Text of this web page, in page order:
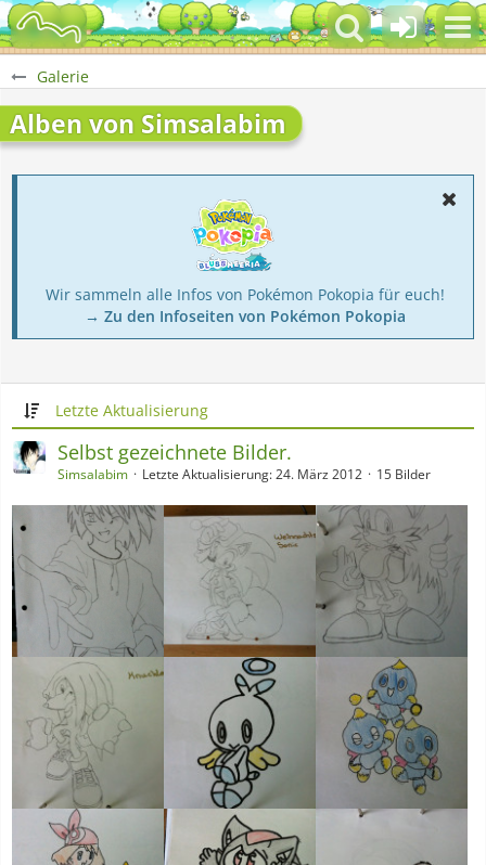
Galerie
Alben von Simsalabim
Wir sammeln alle Infos von Pokémon Pokopia für euch!
→ Zu den Infoseiten von Pokémon Pokopia
Letzte Aktualisierung
Selbst gezeichnete Bilder.
Simsalabim Letzte Aktualisierung:24. März 2012 15 Bilder